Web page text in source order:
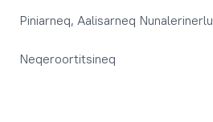
Piniarneq, Aalisarneq Nunalerinerlu
Neqeroortitsineq